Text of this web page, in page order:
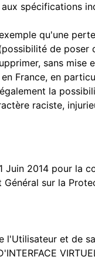
spécifications
qu'une
de poser
sans mise
France, en
la
raciste,
Juin 2014 pour la
sur la
l'Utilisateur et de